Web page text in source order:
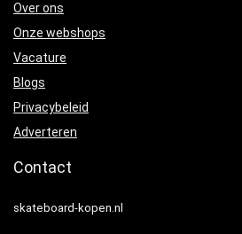
Over ons
Onze webshops
Vacature
Blogs
Privacybeleid
Adverteren
Contact
skateboard-kopen.nl